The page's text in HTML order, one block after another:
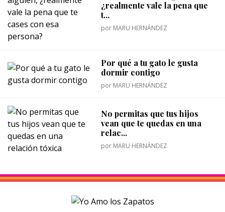
¿realmente vale la pena que
t...
por MARU HERNÁNDEZ
Por qué a tu gato le gusta
dormir contigo
por MARU HERNÁNDEZ
No permitas que tus hijos
vean que te quedas en una
relac...
por MARU HERNÁNDEZ